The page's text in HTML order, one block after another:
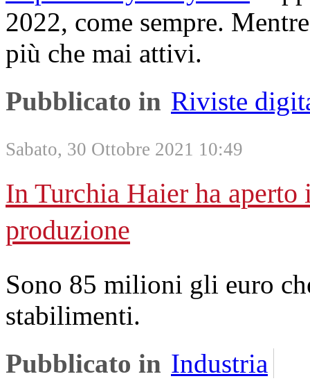
2022, come sempre.
più che mai attivi.
Pubblicato in Riviste
Sabato, 30 Ottobre 2021 10:49
In Turchia Haier ha
produzione
Sono 85 milioni gli euro
stabilimenti.
Pubblicato in Industria